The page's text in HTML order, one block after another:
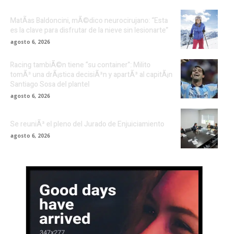
MatÃ­as Baldoncini, mÃ©dico neurocirujano: “Esta
es la clave para disfrutar de la nieve sin lesionarte”
agosto 6, 2026
Racing tambiÃ©n tiene “su container”: Milito
tomÃ³ una drÃ¡stica decisiÃ³n y apartÃ³ al capitÃ¡n
Santiago Sosa del plantel
agosto 6, 2026
Se reuniÃ³ el pleno del Jurado de Enjuiciamiento
agosto 6, 2026